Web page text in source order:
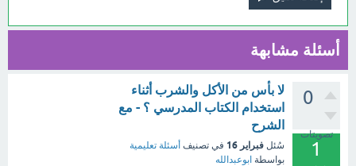
أسئلة مشابهة
0
تصويتات
1
لا بأس من الأكل والشرب أثناء
استخدام الكتاب المدرسي ؟ - مع
الشرح
سُئل فبراير 16 في تصنيف أسئلة تعليمية
بواسطة ابوعبدالله